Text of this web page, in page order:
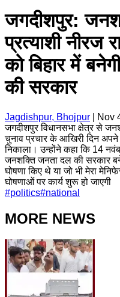
जगदीशपुर:
प्रत्याशी नीरज
को बिहार में
की सरकार
Jagdishpur, Bhojpur
Nov
जगदीशपुर विधानसभा क्षेत्र से
चुनाव प्रचार के आखिरी दिन
निकाला। उन्होंने कहा कि 14
जनशक्ति जनता दल की सरकार
घोषणा किए थे या जो भी मेरा
घोषणाओं पर कार्य शुरू हो जाएगी
#politics#national
MORE NEWS